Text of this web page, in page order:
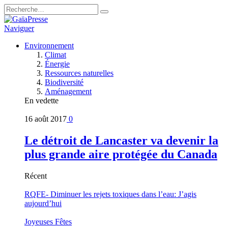
Naviguer
Environnement
Climat
Énergie
Ressources naturelles
Biodiversité
Aménagement
En vedette
16 août 2017 0
Le détroit de Lancaster va devenir la
plus grande aire protégée du Canada
Récent
RQFE- Diminuer les rejets toxiques dans l’eau: J’agis
aujourd’hui
Joyeuses Fêtes